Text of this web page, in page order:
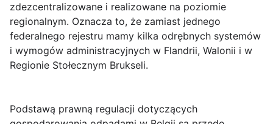
zdezcentralizowane i realizowane na poziomie
regionalnym. Oznacza to, że zamiast jednego
federalnego rejestru mamy kilka odrębnych systemów
i wymogów administracyjnych w Flandrii, Walonii i w
Regionie Stołecznym Brukseli.
Podstawą prawną regulacji dotyczących